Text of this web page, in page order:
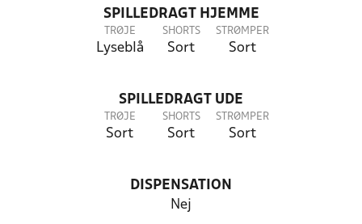
SPILLEDRAGT HJEMME
TRØJE
Lyseblå
SHORTS
Sort
STRØMPER
Sort
SPILLEDRAGT UDE
TRØJE
Sort
SHORTS
Sort
STRØMPER
Sort
DISPENSATION
Nej